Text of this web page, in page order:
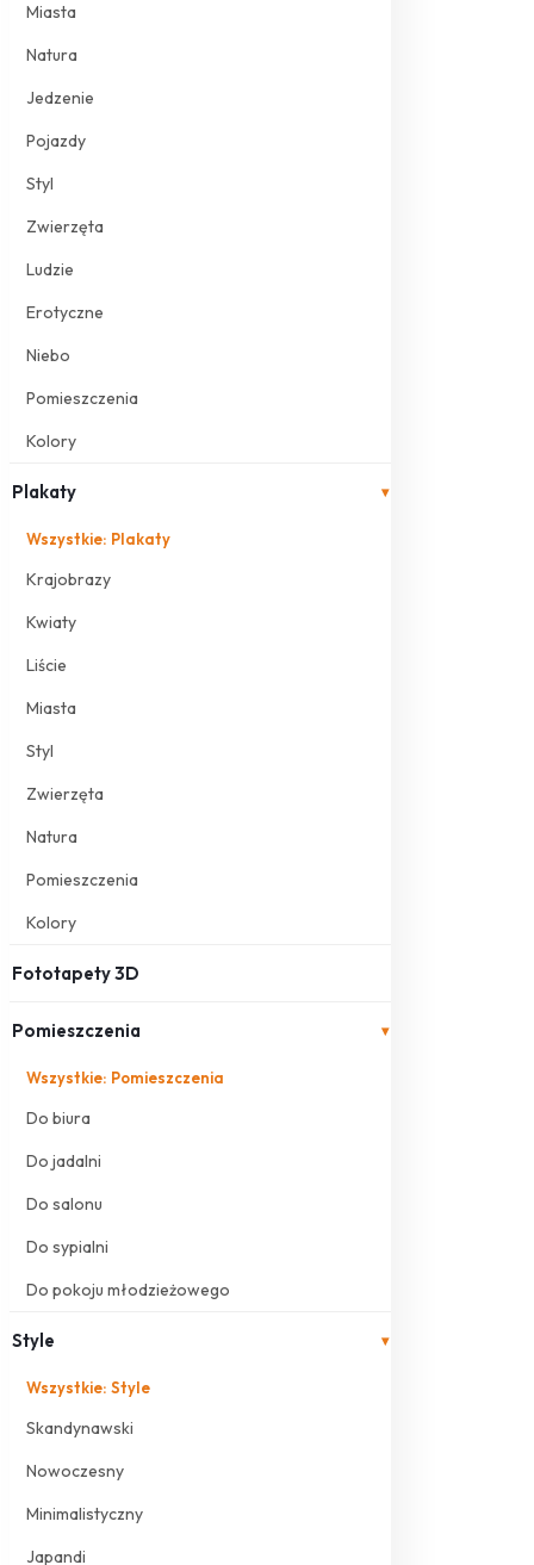
Miasta
Natura
Jedzenie
Pojazdy
Styl
Zwierzęta
Ludzie
Erotyczne
Niebo
Pomieszczenia
Kolory
Plakaty ▾
Wszystkie: Plakaty
Krajobrazy
Kwiaty
Liście
Miasta
Styl
Zwierzęta
Natura
Pomieszczenia
Kolory
Fototapety 3D
Pomieszczenia ▾
Wszystkie: Pomieszczenia
Do biura
Do jadalni
Do salonu
Do sypialni
Do pokoju młodzieżowego
Style ▾
Wszystkie: Style
Skandynawski
Nowoczesny
Minimalistyczny
Japandi